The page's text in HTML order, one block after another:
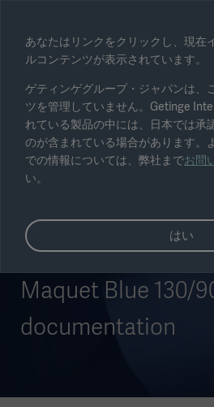
Maquet Blue 130/
documentation
あなたはリンクをクリックし、現在
ルコンテンツが表示されています。
ゲティンゲグループ・ジャパンは、
ツを管理していません。Getinge
れている製品の中には、日本では承
のが含まれている場合があります。
での情報については、弊社までお問
い。
はい